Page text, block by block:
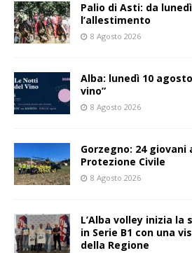
Palio di Asti: da
l’allestimento
8 Agosto 2026
Alba: lunedì 10
vino”
8 Agosto 2026
Gorzegno: 24 giovani
Protezione Civile
8 Agosto 2026
L’Alba volley inizia
in Serie B1 con una
della Regione